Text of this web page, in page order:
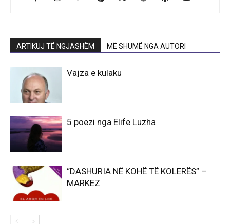
ARTIKUJ TË NGJASHËM MË SHUMË NGA AUTORI
Vajza e kulaku
5 poezi nga Elife Luzha
“DASHURIA NË KOHË TË KOLERËS” –
MARKEZ